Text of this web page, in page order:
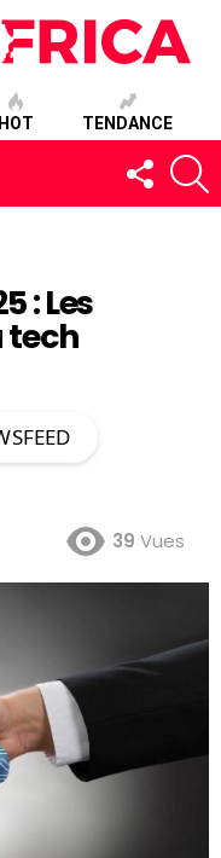
HOT TENDANCE
SUIVEZ-
NOUS
: Les
tech
39 Vues